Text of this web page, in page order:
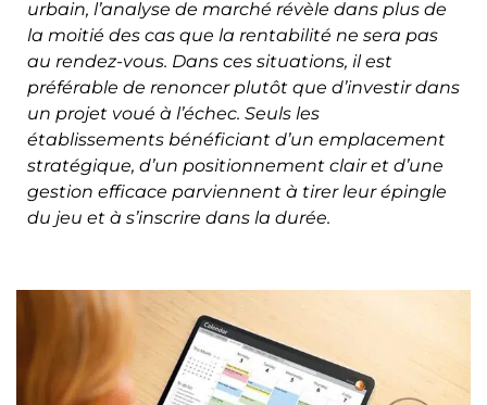
urbain, l’analyse de marché révèle dans plus de
la moitié des cas que la rentabilité ne sera pas
au rendez-vous. Dans ces situations, il est
préférable de renoncer plutôt que d’investir dans
un projet voué à l’échec. Seuls les
établissements bénéficiant d’un emplacement
stratégique, d’un positionnement clair et d’une
gestion efficace parviennent à tirer leur épingle
du jeu et à s’inscrire dans la durée.